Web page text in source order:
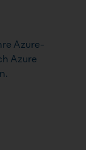
Azure-
Azure